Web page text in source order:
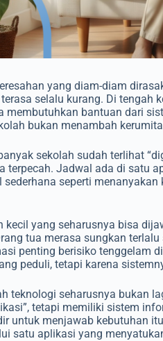
yang diam-diam
selalu kurang. Di tengah
membutuhkan bantuan dari
bukan menambah
sekolah sudah terlihat
terpecah. Jadwal ada di satu
sederhana seperti
kecil yang seharusnya bisa
tua merasa sungkan
penting berisiko tenggelam
peduli, tetapi karena
teknologi seharusnya bukan
tetapi memiliki sistem
untuk menjawab kebutuhan
satu aplikasi yang